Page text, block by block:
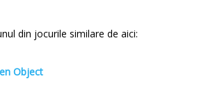
din jocurile similare de aici:
Object